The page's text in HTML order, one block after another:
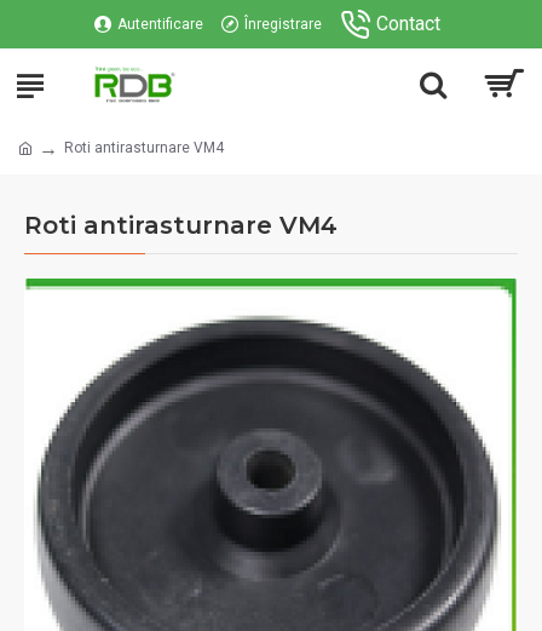
Autentificare Înregistrare Contact
Roti antirasturnare VM4
Roti antirasturnare VM4